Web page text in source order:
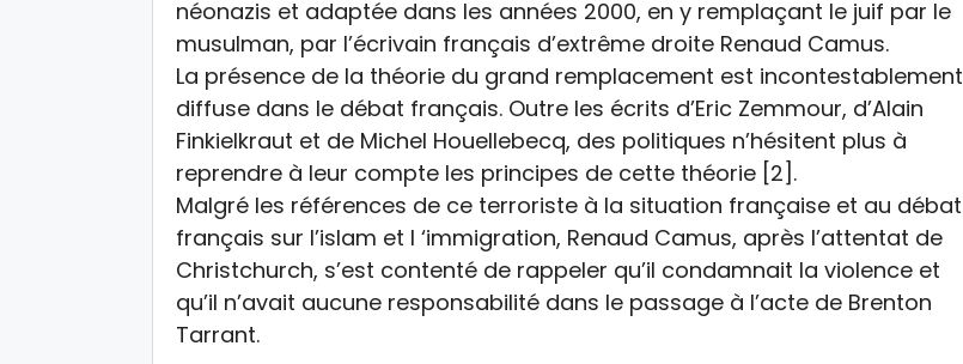
néonazis et adaptée dans les années 2000, en y remplaçant le juif par le
musulman, par l’écrivain français d’extrême droite Renaud Camus.
La présence de la théorie du grand remplacement est incontestablement
diffuse dans le débat français. Outre les écrits d’Eric Zemmour, d’Alain
Finkielkraut et de Michel Houellebecq, des politiques n’hésitent plus à
reprendre à leur compte les principes de cette théorie [2].
Malgré les références de ce terroriste à la situation française et au débat
français sur l’islam et l ‘immigration, Renaud Camus, après l’attentat de
Christchurch, s’est contenté de rappeler qu’il condamnait la violence et
qu’il n’avait aucune responsabilité dans le passage à l’acte de Brenton
Tarrant.